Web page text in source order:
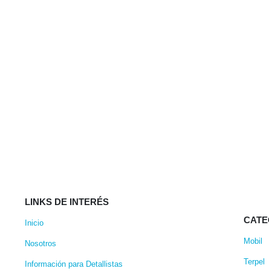
LINKS DE INTERÉS
Inicio
Nosotros
Información para Detallistas
Mobil
Terpel